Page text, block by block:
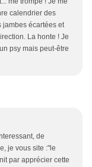
calendrier des
jambes écartées et
La honte ! Je
psy mais peut-être
de
je vous site :"le
par apprécier cette